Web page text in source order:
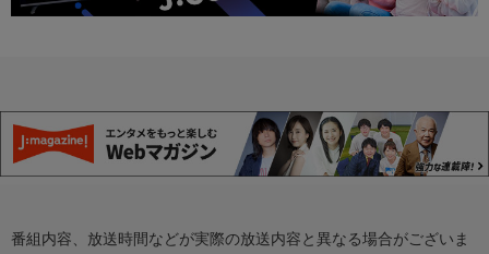
番組内容、放送時間などが実際の放送内容と異なる場合がございま